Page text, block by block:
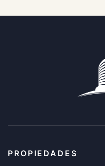
PROPIEDADES